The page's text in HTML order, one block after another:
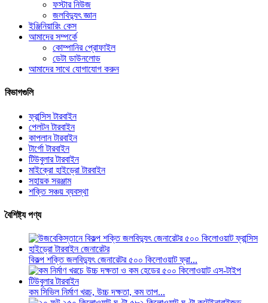
ফস্টার নিউজ
জলবিদ্যুৎ জ্ঞান
ইঞ্জিনিয়ারিং কেস
আমাদের সম্পর্কে
কোম্পানির প্রোফাইল
ডেটা ডাউনলোড
আমাদের সাথে যোগাযোগ করুন
বিভাগগুলি
ফ্রান্সিস টারবাইন
পেলটন টারবাইন
কাপলান টারবাইন
টার্গো টারবাইন
টিউবুলার টারবাইন
মাইক্রো হাইড্রো টারবাইন
সহায়ক সরঞ্জাম
শক্তি সঞ্চয় ব্যবস্থা
বৈশিষ্ট্য পণ্য
বিকল্প শক্তি জলবিদ্যুৎ জেনারেটর ৫০০ কিলোওয়াট ফ্রা...
কম সিভিল নির্মাণ খরচ, উচ্চ দক্ষতা, কম তাপ...